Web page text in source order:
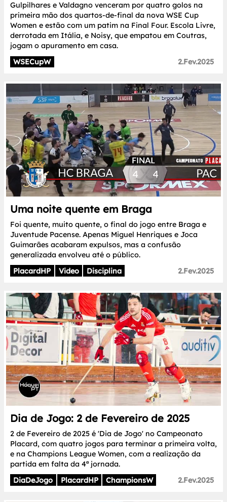
Gulpilhares e Valdagno venceram por quatro golos na
primeira mão dos quartos-de-final da nova WSE Cup
Women e estão com um patim na Final Four. Escola Livre,
derrotada em Itália, e Noisy, que empatou em Coutras,
jogam o apuramento em casa.
WSECupW
2.Fev.2025
Uma noite quente em Braga
Foi quente, muito quente, o final do jogo entre Braga e
Juventude Pacense. Apenas Miguel Henriques e Joca
Guimarães acabaram expulsos, mas a confusão
generalizada envolveu até o público.
PlacardHP
Video Disciplina 2.Fev.2025
Dia de Jogo: 2 de Fevereiro de 2025
2 de Fevereiro de 2025 é 'Dia de Jogo' no Campeonato
Placard, com quatro jogos para terminar a primeira volta,
e na Champions League Women, com a realização da
partida em falta da 4ª jornada.
DiaDeJogo
PlacardHP ChampionsW 2.Fev.2025